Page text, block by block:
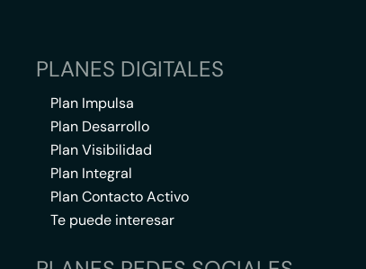
PLANES DIGITALES
Plan Impulsa
Plan Desarrollo
Plan Visibilidad
Plan Integral
Plan Contacto Activo
Te puede interesar